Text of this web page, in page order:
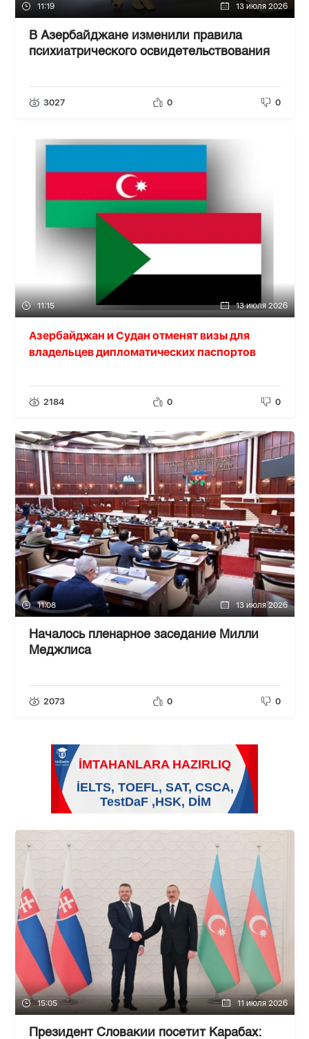
11:19 13 июля 2026
В Азербайджане изменили правила
психиатрического освидетельствования
3027 0 0
11:15 13 июля 2026
Азербайджан и Судан отменят визы для
владельцев дипломатических паспортов
2184 0 0
11:08 13 июля 2026
Началось пленарное заседание Милли
Меджлиса
2073 0 0
15:05 11 июля 2026
Президент Словакии посетит Карабах: